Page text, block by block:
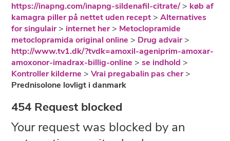
https://inapng.com/inapng-sildenafil-citrate/> køb af
kamagra piller på nettet uden recept >Alternatives
for singulair> internet her> Metoclopramide
metoclopramida original online > Drug advair>
http://www.tv1.dk/?tvdk=amoxil-ageniprim-amoxar-
amoxonor-imadrax-billig-online >se indhold >
Kontroller kilderne >Vrai pregabalin pas cher>
Prednisolone lovligt i danmark
454 Request blocked
Your request was blocked by an